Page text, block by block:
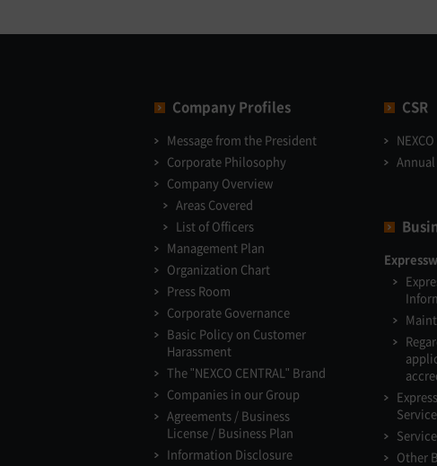
Company Profiles
Message from the President
Corporate Philosophy
Company Overview
Areas Covered
List of Officers
Management Plan
Organization Chart
Press Room
Corporate Governance
Basic Policy on Customer
Harassment
The "NEXCO CENTRAL" Brand
Companies in our Group
Agreements / Business
License / Business Plan
Information Disclosure
CSR
Service
Other